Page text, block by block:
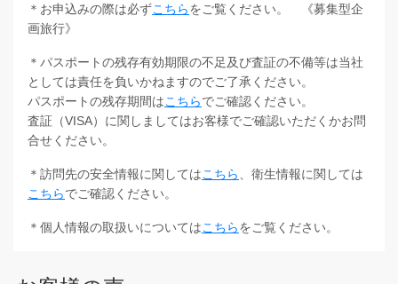
＊お申込みの際は必ずこちらをご覧ください。 《募集型企
画旅行》
＊パスポートの残存有効期限の不足及び査証の不備等は当社
としては責任を負いかねますのでご了承ください。
パスポートの残存期間はこちらでご確認ください。
査証（VISA）に関しましてはお客様でご確認いただくかお問
合せください。
＊訪問先の安全情報に関してはこちら
、衛生情報に関しては
こちらでご確認ください。
＊個人情報の取扱いについてはこちらをご覧ください。